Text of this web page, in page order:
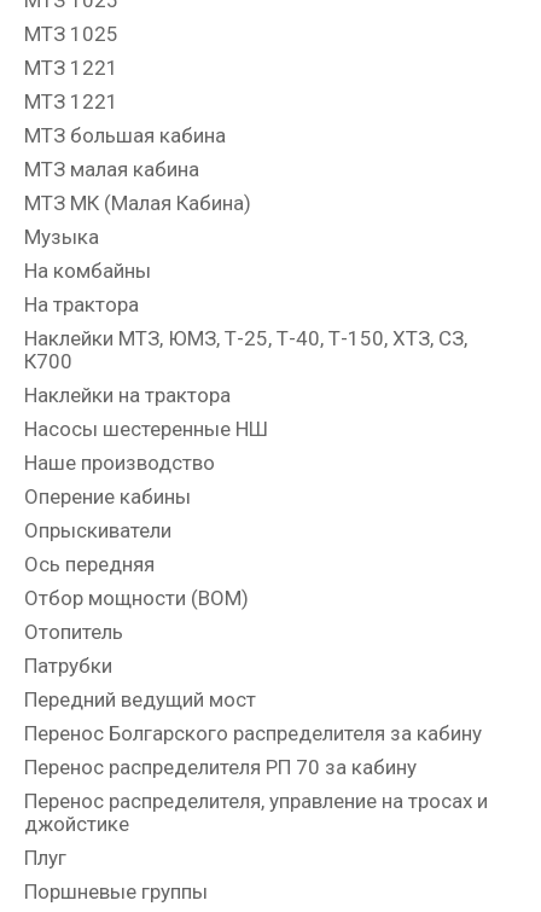
МТЗ 1025
МТЗ 1221
МТЗ 1221
МТЗ большая кабина
МТЗ малая кабина
МТЗ МК (Малая Кабина)
Музыка
На комбайны
На трактора
Наклейки МТЗ, ЮМЗ, Т-25, Т-40, Т-150, ХТЗ, СЗ,
К700
Наклейки на трактора
Насосы шестеренные НШ
Наше производство
Оперение кабины
Опрыскиватели
Ось передняя
Отбор мощности (ВОМ)
Отопитель
Патрубки
Передний ведущий мост
Перенос Болгарского распределителя за кабину
Перенос распределителя РП 70 за кабину
Перенос распределителя, управление на тросах и
джойстике
Плуг
Поршневые группы